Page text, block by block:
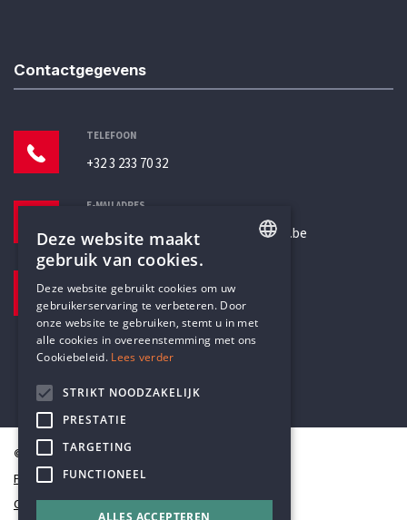
Contactgegevens
TELEFOON
+32 3 233 70 32
E-MAILADRES
secretariaat@humanistischverbond.be
Pottenbrug 4
Antwerpen, 2000
© Humanistisch Verbond 2026
Privacy
Cookiestatement
DUTCH
Deze website maakt
gebruik van cookies.
Deze website gebruikt cookies om uw
gebruikerservaring te verbeteren. Door
onze website te gebruiken, stemt u in met
alle cookies in overeenstemming met ons
Cookiebeleid. Lees verder
STRIKT NOODZAKELIJK
PRESTATIE
TARGETING
FUNCTIONEEL
ALLES ACCEPTEREN